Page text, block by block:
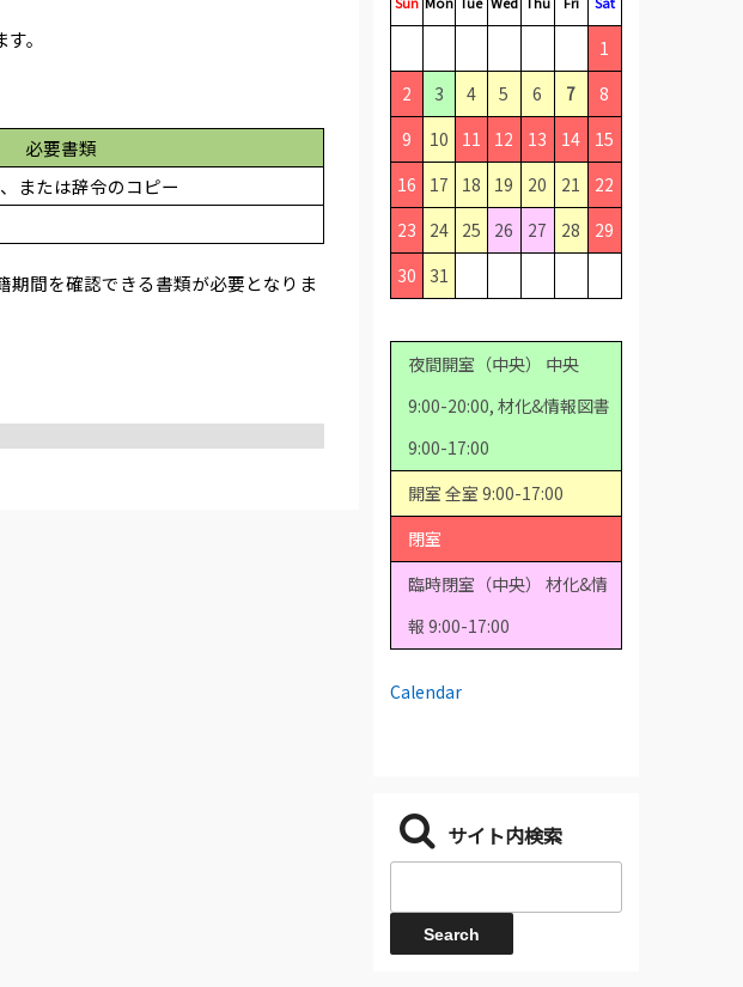
。
必要書類
または辞令のコピー
間を確認できる書類が必要となりま
1
2
3 4 5 6 7
8
9
10 11 12 13 14
15
16
17 18 19 20 21
22
23
24 25 26 27 28
29
30
31
夜間開室（中央） 中央
9:00-20:00, 材化&情報図書
9:00-17:00
開室 全室 9:00-17:00
閉室
臨時閉室（中央） 材化&情
報 9:00-17:00
Calendar
サイト内検索